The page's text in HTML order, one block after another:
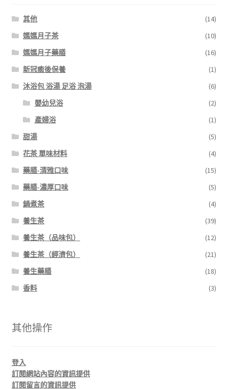
其他
(14)
媽媽月子茶
(10)
媽媽月子藥膳
(16)
新冠癒後保養
(1)
沐浴包 浴湯 足浴 泡湯
(6)
嬰幼兒浴
(2)
產婦浴
(1)
甜湯
(5)
花茶 單味材料
(4)
藥膳-清雅口味
(15)
藥膳-濃厚口味
(5)
鍋煮茶
(4)
養生茶
(39)
養生茶（品味包）
(12)
養生茶（經濟包）
(21)
養生藥膳
(18)
香料
(3)
其他操作
登入
訂閱網站內容的資訊提供
訂閱留言的資訊提供